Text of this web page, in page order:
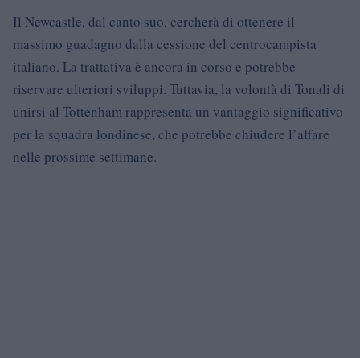
Il Newcastle, dal canto suo, cercherà di ottenere il
massimo guadagno dalla cessione del centrocampista
italiano. La trattativa è ancora in corso e potrebbe
riservare ulteriori sviluppi. Tuttavia, la volontà di Tonali di
unirsi al Tottenham rappresenta un vantaggio significativo
per la squadra londinese, che potrebbe chiudere l’affare
nelle prossime settimane.